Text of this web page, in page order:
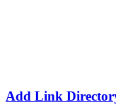
Add Link